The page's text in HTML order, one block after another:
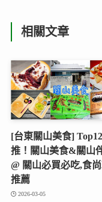
相關文章
[台東關山美食]
推！關山美食&關山
@ 關山必買必吃,食
推薦
2026-03-05